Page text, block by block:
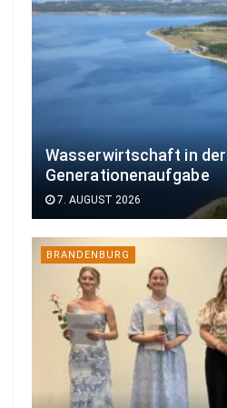
Wasserwirtschaft in
Generationenaufgabe
7. AUGUST 2026
BRANDENBURG